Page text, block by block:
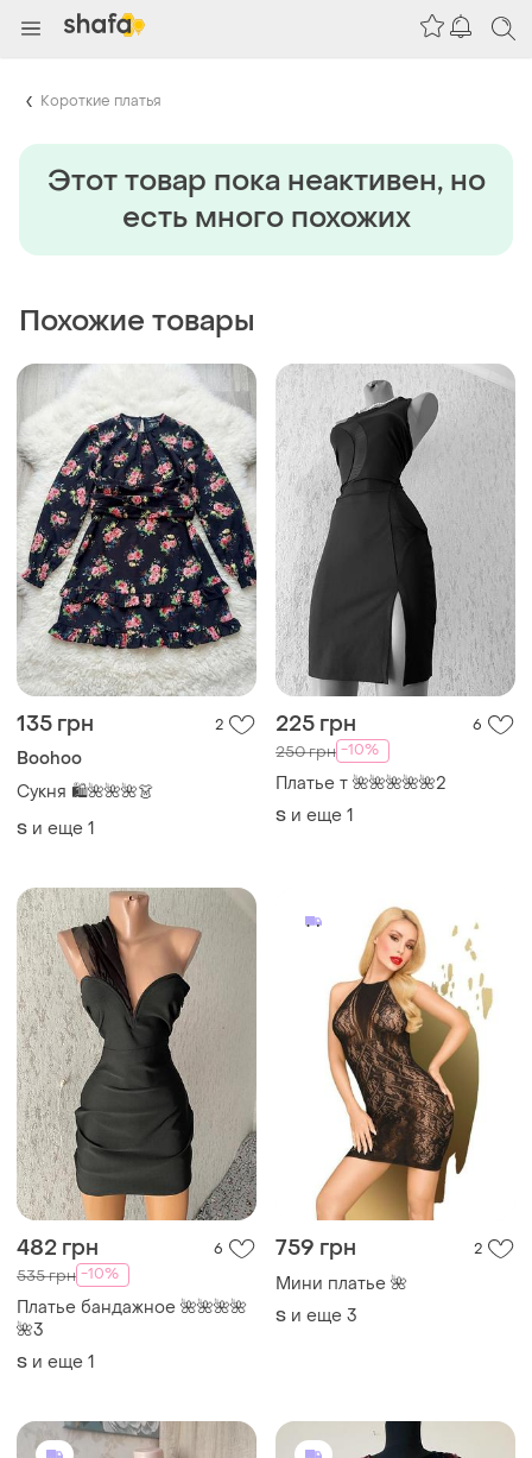
Короткие платья
Этот товар пока неактивен, но
есть много похожих
Похожие товары
135 грн 2
Boohoo
Сукня 🛍🌺🌺🌺👗
S и еще 1
225 грн 6
250 грн -10%
Платье т 🌺🌺🌺🌺🌺2
S и еще 1
482 грн 6
535 грн -10%
Платье бандажное 🌺🌺🌺🌺
🌺3
S и еще 1
759 грн 2
Мини платье 🌺
S и еще 3